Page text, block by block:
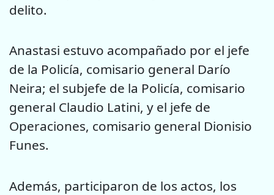
delito.
Anastasi estuvo acompañado por el jefe
de la Policía, comisario general Darío
Neira; el subjefe de la Policía, comisario
general Claudio Latini, y el jefe de
Operaciones, comisario general Dionisio
Funes.
Además, participaron de los actos, los